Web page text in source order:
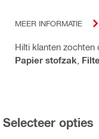
MEER INFORMATIE
Hilti klanten zochten
Papier stofzak
Selecteer opties